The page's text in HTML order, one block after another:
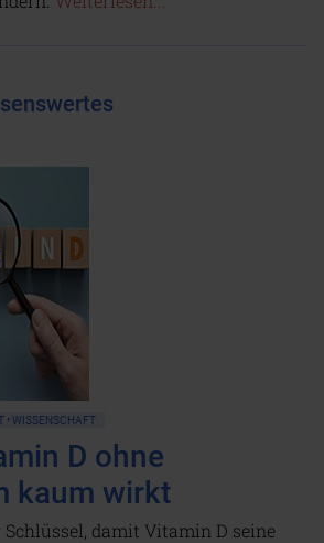
• WISSENSCHAFT
D ohne
kaum wirkt
damit Vitamin D seine